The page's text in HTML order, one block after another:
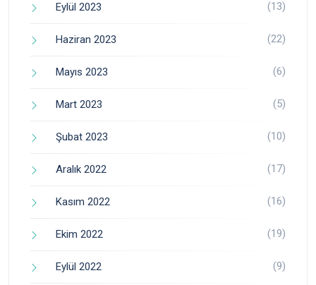
Eylül 2023 (13)
Haziran 2023 (22)
Mayıs 2023 (6)
Mart 2023 (5)
Şubat 2023 (10)
Aralık 2022 (17)
Kasım 2022 (16)
Ekim 2022 (19)
Eylül 2022 (9)